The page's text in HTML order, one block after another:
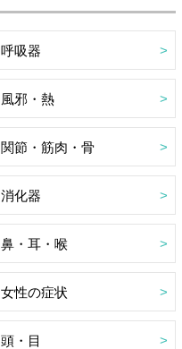
呼吸器
風邪・熱
関節・筋肉・骨
消化器
鼻・耳・喉
女性の症状
頭・目